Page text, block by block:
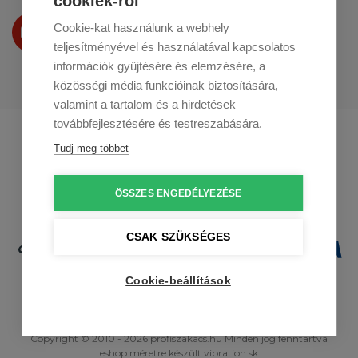
Cookie-kat használunk a webhely
teljesítményével és használatával kapcsolatos
információk gyűjtésére és elemzésére, a
közösségi média funkcióinak biztosítására,
valamint a tartalom és a hirdetések
továbbfejlesztésére és testreszabására.
Tudj meg többet
ÖSSZES ENGEDÉLYEZÉSE
CSAK SZÜKSÉGES
Cookie-beállítások
Termékeinket
a Youtube-on is bemutatjuk
Profikuchar.sk
Profikuchař.cz
Copyright © 2010 - 2026 profiszakacs.hu Minden jog fenntartva
eshop méretre készült vibration.sk